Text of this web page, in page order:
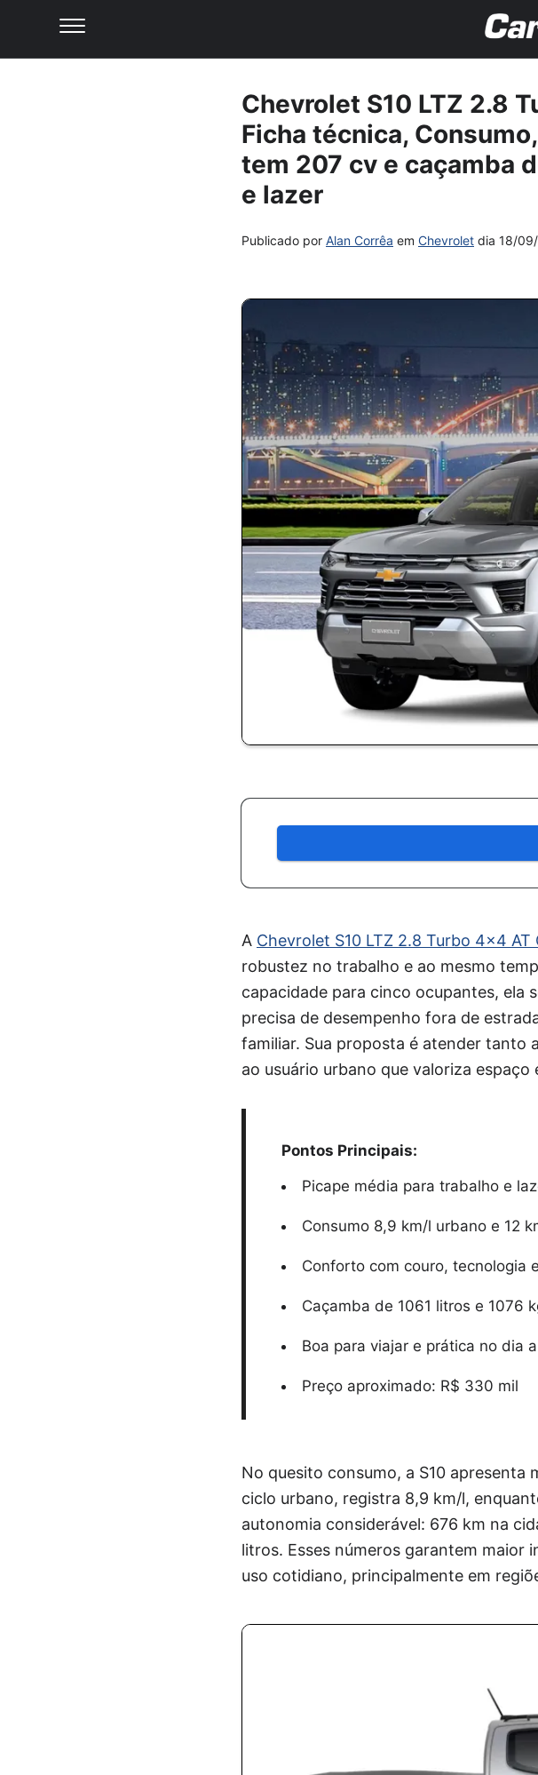
Chevrolet S10 LTZ 2.8
Ficha técnica,
tem 207 cv e caçamba
e lazer
Publicado por Alan Corrêa em Chevrolet dia 18/
A Chevrolet S10 LTZ 2.8 Turbo 4×4 AT
robustez no trabalho e ao mesmo
capacidade para cinco ocupantes, ela
precisa de desempenho fora de
familiar. Sua proposta é atender tanto
ao usuário urbano que valoriza espaço
Pontos Principais:
Picape média para trabalho e
Consumo 8,9 km/l urbano e 12
Conforto com couro, tecnologia
Caçamba de 1061 litros e 1076
Boa para viajar e prática no dia
Preço aproximado: R$ 330 mil
No quesito consumo, a S10
ciclo urbano, registra 8,9 km/l,
autonomia considerável: 676 km na
litros. Esses números garantem maior
uso cotidiano, principalmente em